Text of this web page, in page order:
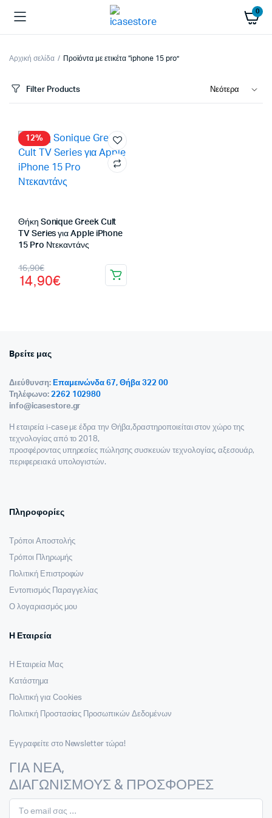
0
Αρχική σελίδα Προϊόντα με ετικέτα “iphone 15 pro”
Filter Products
12%
Θήκη Sonique Greek Cult
TV Series για Apple iPhone
15 Pro Ντεκαντάνς
16,90€
Original
price
14,90€
Η
τρέχουσα
14,90€.
Bρείτε μας
Διεύθυνση: Επαμεινώνδα 67, Θήβα 322 00
Τηλέφωνο: 2262 102980
info@icasestore.gr
Η εταιρεία i-case με έδρα την Θήβα,δραστηροποιείται στον χώρο της
τεχνολογίας από το 2018,
προσφέροντας υπηρεσίες πώλησης συσκευών τεχνολογίας, αξεσουάρ,
περιφερειακά υπολογιστών.
Πληροφορίες
Τρόποι Αποστολής
Τρόποι Πληρωμής
Πολιτική Επιστροφών
Εντοπισμός Παραγγελίας
Ο λογαριασμός μου
Η Εταιρεία
Η Εταιρεία Μας
Κατάστημα
Πολιτική για Cookies
Πολιτική Προστασίας Προσωπικών Δεδομένων
Εγγραφείτε στο Newsletter τώρα!
ΓΙΑ ΝΕΑ,
ΔΙΑΓΩΝΙΣΜΟΥΣ & ΠΡΟΣΦΟΡΕΣ